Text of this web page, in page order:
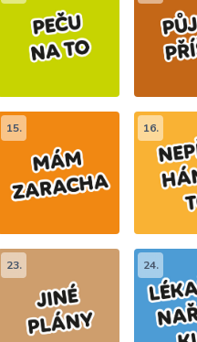
15. 16.
23. 24.